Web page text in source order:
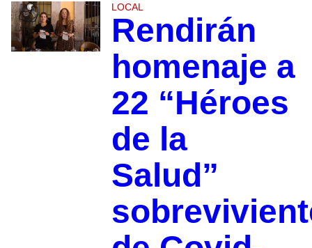
LOCAL
Rendirán
homenaje a
22 “Héroes
de la
Salud”